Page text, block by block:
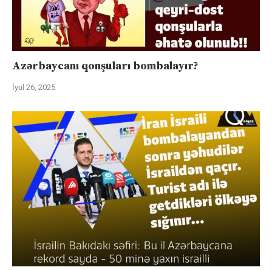
Azərbaycanı qonşuları bombalayır?
İyul 26, 2025